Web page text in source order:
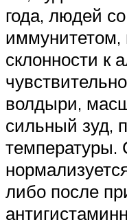
года, людей
склонности к
волдыри,
сильный зуд,
температуры.
либо после